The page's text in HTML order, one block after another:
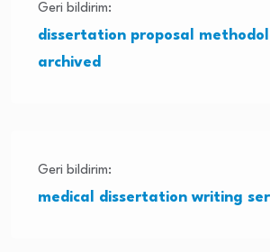
Geri bildirim:
dissertation proposal
archived
Geri bildirim:
medical dissertation writing